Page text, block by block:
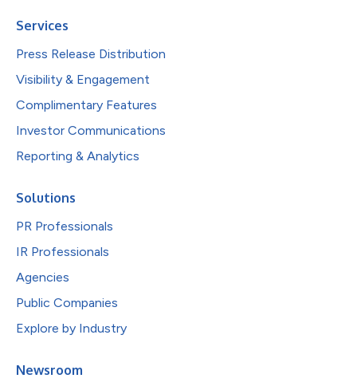
Services
Press Release Distribution
Visibility & Engagement
Complimentary Features
Investor Communications
Reporting & Analytics
Solutions
PR Professionals
IR Professionals
Agencies
Public Companies
Explore by Industry
Newsroom